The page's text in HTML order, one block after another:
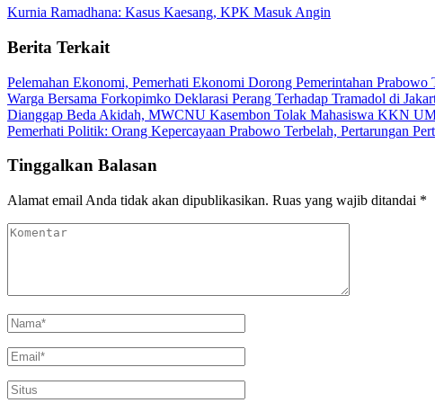
Kurnia Ramadhana: Kasus Kaesang, KPK Masuk Angin
Berita Terkait
Pelemahan Ekonomi, Pemerhati Ekonomi Dorong Pemerintahan
Warga Bersama Forkopimko Deklarasi Perang Terhadap Tramadol di
Dianggap Beda Akidah, MWCNU Kasembon Tolak Mahasiswa KKN
Pemerhati Politik: Orang Kepercayaan Prabowo Terbelah, Pertarungan
Tinggalkan Balasan
Alamat email Anda tidak akan dipublikasikan. Ruas yang wajib ditandai *